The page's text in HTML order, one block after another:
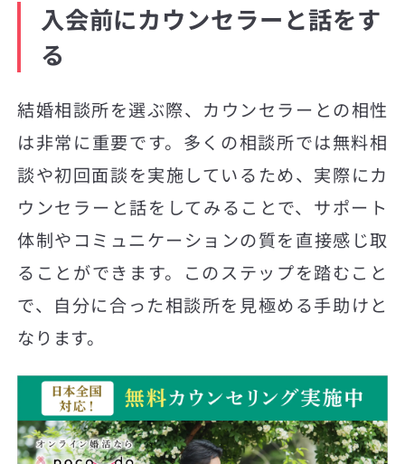
入会前にカウンセラーと話をす
る
結婚相談所を選ぶ際、カウンセラーとの相性
は非常に重要です。多くの相談所では無料相
談や初回面談を実施しているため、実際にカ
ウンセラーと話をしてみることで、サポート
体制やコミュニケーションの質を直接感じ取
ることができます。このステップを踏むこと
で、自分に合った相談所を見極める手助けと
なります。